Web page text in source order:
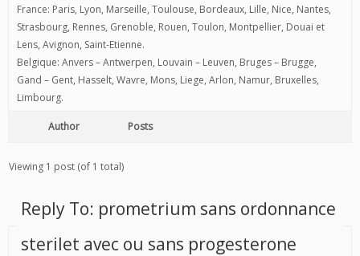
France: Paris, Lyon, Marseille, Toulouse, Bordeaux, Lille, Nice, Nantes,
Strasbourg, Rennes, Grenoble, Rouen, Toulon, Montpellier, Douai et
Lens, Avignon, Saint-Etienne.
Belgique: Anvers – Antwerpen, Louvain – Leuven, Bruges – Brugge,
Gand – Gent, Hasselt, Wavre, Mons, Liege, Arlon, Namur, Bruxelles,
Limbourg.
Author Posts
Viewing 1 post (of 1 total)
Reply To: prometrium sans ordonnance
sterilet avec ou sans progesterone